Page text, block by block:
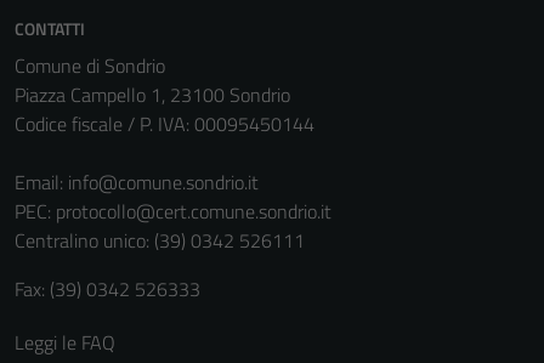
CONTATTI
Comune di Sondrio
Piazza Campello 1, 23100 Sondrio
Codice fiscale / P. IVA: 00095450144
Email: info@comune.sondrio.it
PEC: protocollo@cert.comune.sondrio.it
Centralino unico: (39) 0342 526111
Fax: (39) 0342 526333
Leggi le FAQ
personali.